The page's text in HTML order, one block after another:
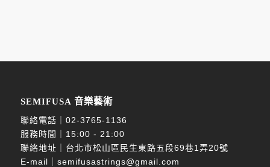
SEMIFUSA 音樂藝術
聯絡電話｜ 02-3765-1136
服務時間｜15:00 - 21:00
聯絡地址｜台北市松山區民生東路五段69巷1弄20號
E-mail｜ semifusastrings@gmail.com